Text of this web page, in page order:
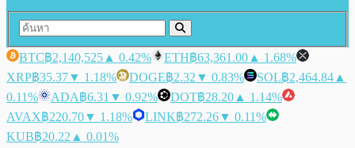
BTC฿2,140,525 ▲ 0.42% ETH฿63,361.00 ▲ 1.68%
XRP฿35.37▼ 1.18% DOGE฿2.32 ▼ 0.83% SOL฿2,464.84 ▲
0.11%
ADA฿6.31 ▼ 0.92% DOT฿28.20 ▲ 1.14%
AVAX฿220.70▼ 1.18% LINK฿272.26▼ 0.11%
KUB฿20.22 ▲ 0.01%